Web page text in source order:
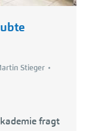
Stieger
fragt